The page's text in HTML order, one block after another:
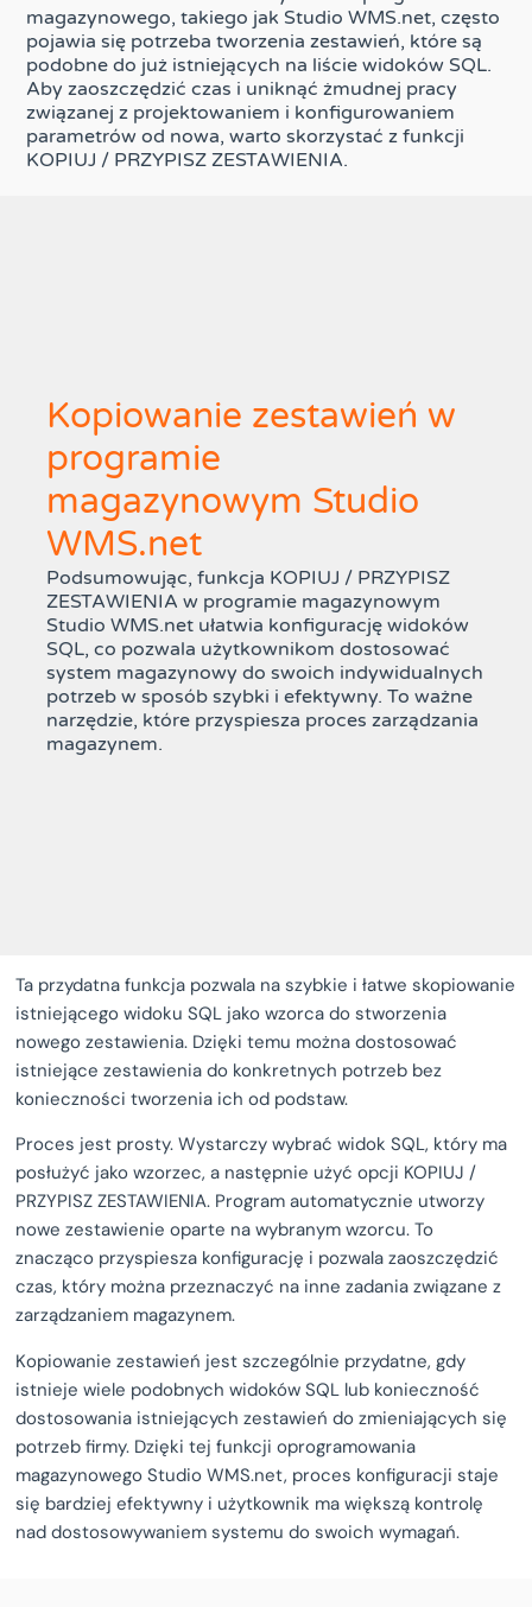
magazynowego, takiego jak Studio WMS.net, często
pojawia się potrzeba tworzenia zestawień, które są
podobne do już istniejących na liście widoków SQL.
Aby zaoszczędzić czas i uniknąć żmudnej pracy
związanej z projektowaniem i konfigurowaniem
parametrów od nowa, warto skorzystać z funkcji
KOPIUJ / PRZYPISZ ZESTAWIENIA.
Kopiowanie zestawień w
programie
magazynowym Studio
WMS.net
Podsumowując, funkcja KOPIUJ / PRZYPISZ
ZESTAWIENIA w programie magazynowym
Studio WMS.net ułatwia konfigurację widoków
SQL, co pozwala użytkownikom dostosować
system magazynowy do swoich indywidualnych
potrzeb w sposób szybki i efektywny. To ważne
narzędzie, które przyspiesza proces zarządzania
magazynem.
Ta przydatna funkcja pozwala na szybkie i łatwe skopiowanie
istniejącego widoku SQL jako wzorca do stworzenia
nowego zestawienia. Dzięki temu można dostosować
istniejące zestawienia do konkretnych potrzeb bez
konieczności tworzenia ich od podstaw.
Proces jest prosty. Wystarczy wybrać widok SQL, który ma
posłużyć jako wzorzec, a następnie użyć opcji KOPIUJ /
PRZYPISZ ZESTAWIENIA. Program automatycznie utworzy
nowe zestawienie oparte na wybranym wzorcu. To
znacząco przyspiesza konfigurację i pozwala zaoszczędzić
czas, który można przeznaczyć na inne zadania związane z
zarządzaniem magazynem.
Kopiowanie zestawień jest szczególnie przydatne, gdy
istnieje wiele podobnych widoków SQL lub konieczność
dostosowania istniejących zestawień do zmieniających się
potrzeb firmy. Dzięki tej funkcji oprogramowania
magazynowego Studio WMS.net, proces konfiguracji staje
się bardziej efektywny i użytkownik ma większą kontrolę
nad dostosowywaniem systemu do swoich wymagań.